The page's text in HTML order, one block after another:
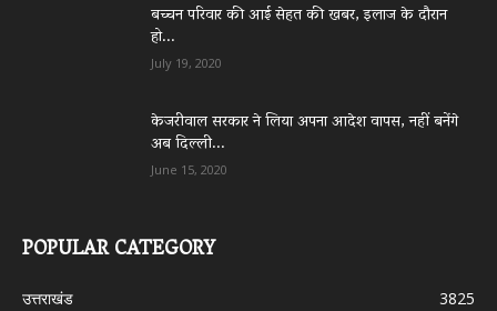
बच्चन परिवार की आई सेहत की खबर, इलाज के दौरान
हो...
July 19, 2020
केजरीवाल सरकार ने लिया अपना आदेश वापस, नहीं बनेंगे
अब दिल्ली...
June 15, 2020
POPULAR CATEGORY
उत्तराखंड
3825